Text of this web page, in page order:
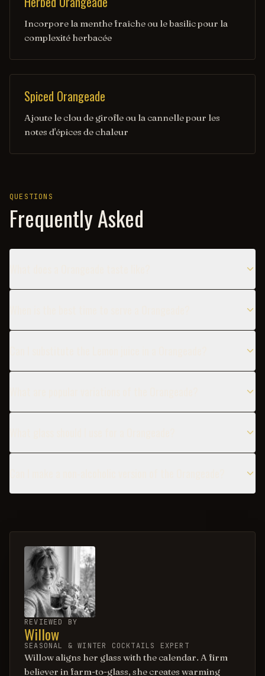
Incorpore la menthe fraîche ou le basilic pour la
complexité herbacée
Spiced Orangeade
Ajoute le clou de girofle ou la cannelle pour les
notes d'épices de chaleur
QUESTIONS
Frequently Asked
REVIEWED BY
Willow
SEASONAL & WINTER COCKTAILS EXPERT
Willow aligns her glass with the calendar. A firm
believer in farm-to-glass, she creates warming